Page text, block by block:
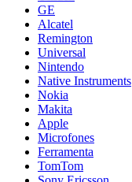
GE
Alcatel
Remington
Universal
Nintendo
Native Instruments
Nokia
Makita
Apple
Microfones
Ferramenta
TomTom